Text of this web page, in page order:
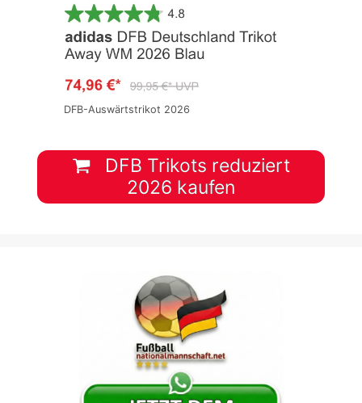
DFB-Auswärtstrikot 2026
DFB Trikots reduziert
2026 kaufen